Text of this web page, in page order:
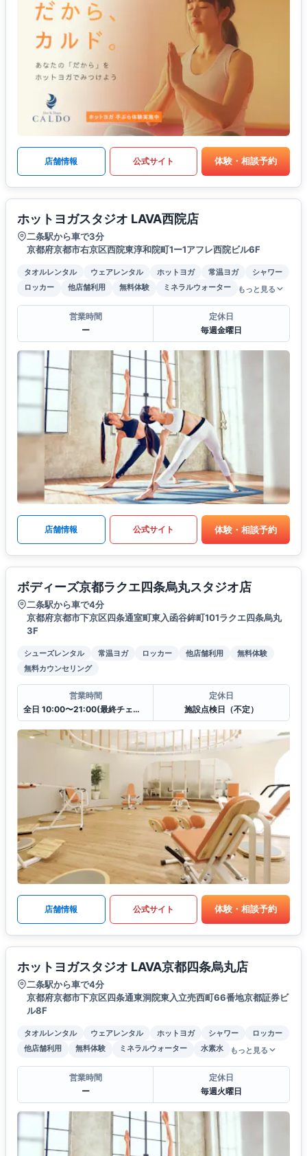
店舗情報 公式サイト 体験・相談予約
ホットヨガスタジオ LAVA西院店
二条駅から車で3分
京都府京都市右京区西院東淳和院町1ー1アフレ西院ビル6F
タオルレンタル ウェアレンタル ホットヨガ 常温ヨガ
シャワー
ロッカー
他店舗利用 無料体験 ミネラルウォーター もっと見る
営業時間
ー
定休日
毎週金曜日
店舗情報 公式サイト 体験・相談予約
ボディーズ京都ラクエ四条烏丸スタジオ店
二条駅から車で4分
京都府京都市下京区四条通室町東入函谷鉾町101ラクエ四条烏丸
3F
シューズレンタル 常温ヨガ ロッカー 他店舗利用
無料体験
無料カウンセリング
営業時間
全日 10:00〜21:00(最終チェックイン20:30)
定休日
施設点検日（不定）
店舗情報 公式サイト 体験・相談予約
ホットヨガスタジオ LAVA京都四条烏丸店
二条駅から車で4分
京都府京都市下京区四条通東洞院東入立売西町66番地京都証券ビ
ル8F
タオルレンタル ウェアレンタル ホットヨガ シャワー
ロッカー
他店舗利用
無料体験 ミネラルウォーター 水素水 もっと見る
営業時間
ー
定休日
毎週火曜日